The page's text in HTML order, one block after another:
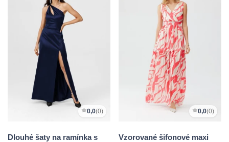
0,0(0)
Dlouhé šaty na ramínka s
0,0(0)
Vzorované šifonové maxi